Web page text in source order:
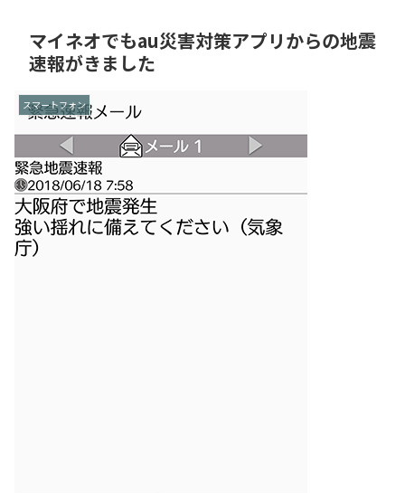
マイネオでもau災害対策アプリからの地震
速報がきました
スマートフォン